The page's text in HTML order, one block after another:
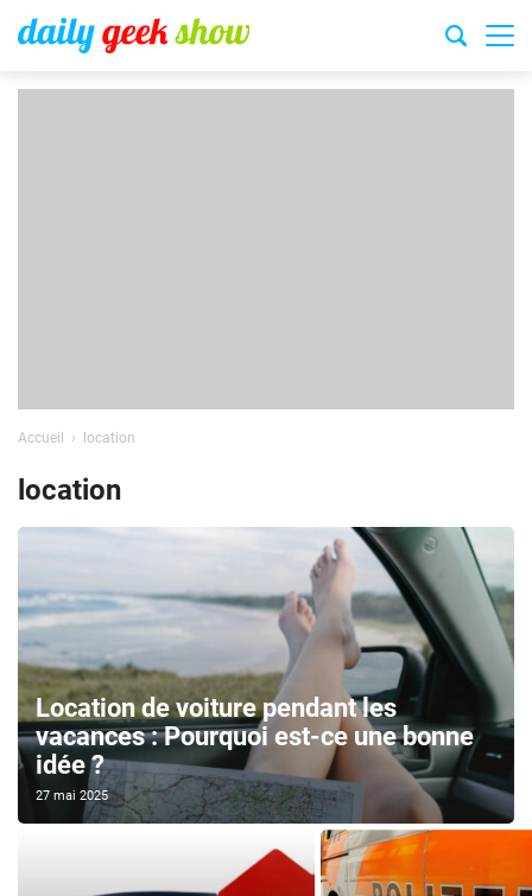
Accueil location
location
Location de voiture pendant les
vacances : Pourquoi est-ce une bonne
idée ?
27 mai 2025